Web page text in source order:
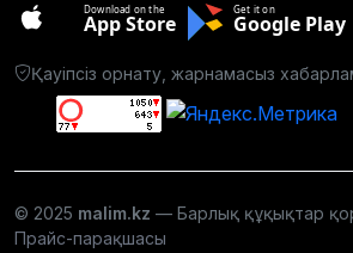
Download on the
App Store
Get it on
Google Play
Қауіпсіз орнату, жарнамасыз
© 2025 malim.kz — Барлық құқықтар
Прайс-парақшасы